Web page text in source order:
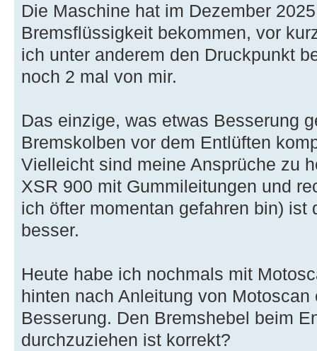
Die Maschine hat im Dezember
Bremsflüssigkeit bekommen, vor
ich unter anderem den Druckpunkt
noch 2 mal von mir.
Das einzige, was etwas Besserung
Bremskolben vor dem Entlüften
Vielleicht sind meine Ansprüche zu
XSR 900 mit Gummileitungen und
ich öfter momentan gefahren bin) ist
besser.
Heute habe ich nochmals mit
hinten nach Anleitung von
Besserung. Den Bremshebel beim
durchzuziehen ist korrekt?